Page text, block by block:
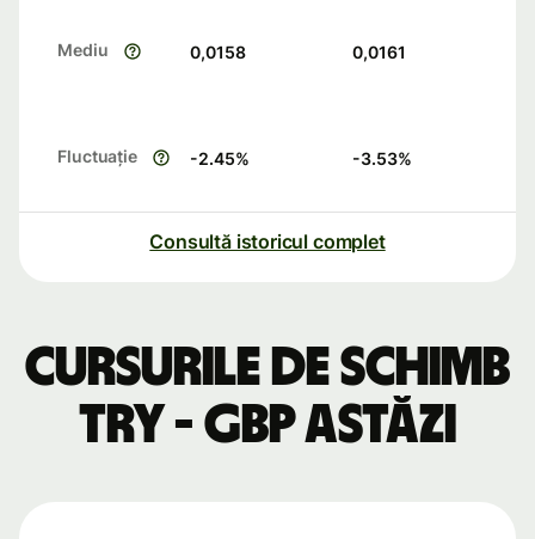
Mediu 0,0158 0,0161
Fluctuație -2.45% -3.53%
Consultă istoricul complet
Cursurile de schimb
TRY - GBP astăzi